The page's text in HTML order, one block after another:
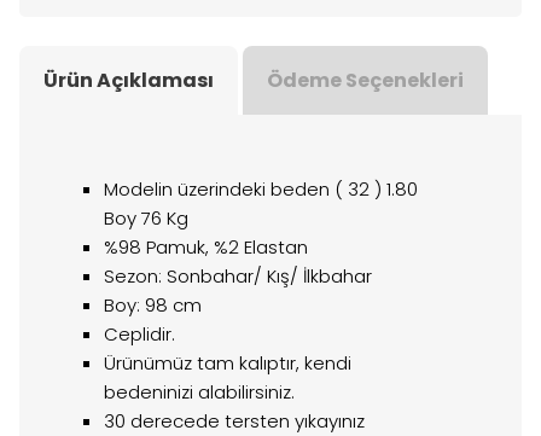
Ürün Açıklaması Ödeme Seçenekleri
Modelin üzerindeki beden ( 32 ) 1.80
Boy 76 Kg
%98 Pamuk, %2 Elastan
Sezon: Sonbahar/ Kış/ İlkbahar
Boy: 98 cm
Ceplidir.
Ürünümüz tam kalıptır, kendi
bedeninizi alabilirsiniz.
30 derecede tersten yıkayınız